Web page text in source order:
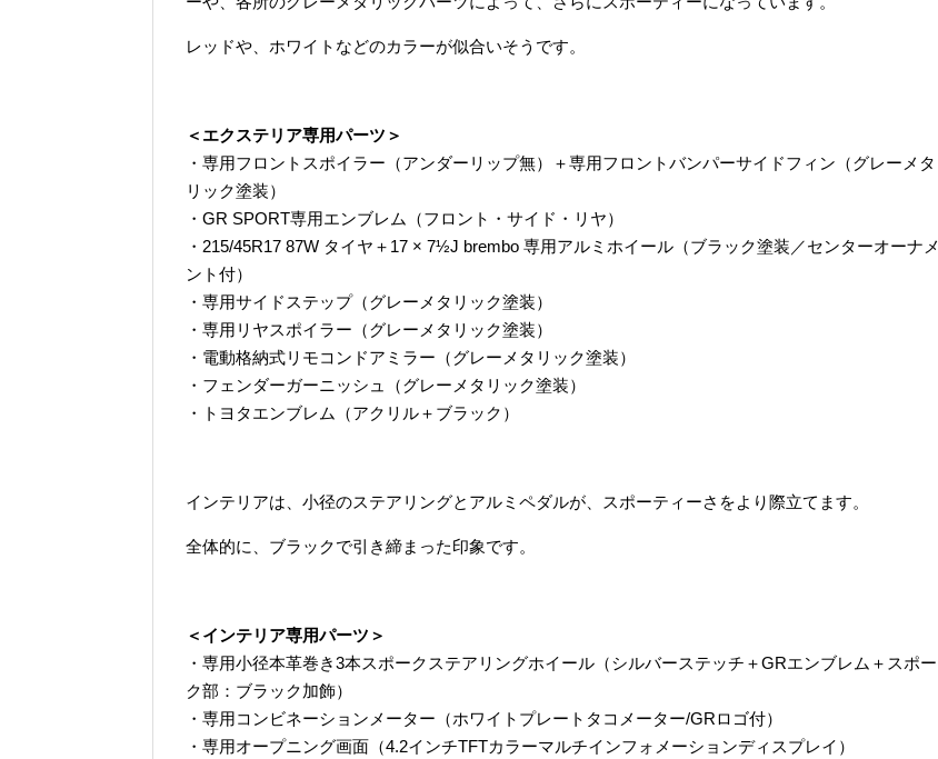
レッドや、ホワイトなどのカラーが似合いそうです。
＜エクステリア専用パーツ＞
・専用フロントスポイラー（アンダーリップ無）＋専用フロントバンパーサイドフィン（グレーメタ
リック塗装）
・GR SPORT専用エンブレム（フロント・サイド・リヤ）
・215/45R17 87W タイヤ＋17 × 7½J brembo 専用アルミホイール（ブラック塗装／センターオーナメ
ント付）
・専用サイドステップ（グレーメタリック塗装）
・専用リヤスポイラー（グレーメタリック塗装）
・電動格納式リモコンドアミラー（グレーメタリック塗装）
・フェンダーガーニッシュ（グレーメタリック塗装）
・トヨタエンブレム（アクリル＋ブラック）
インテリアは、小径のステアリングとアルミペダルが、スポーティーさをより際立てます。
全体的に、ブラックで引き締まった印象です。
＜インテリア専用パーツ＞
・専用小径本革巻き3本スポークステアリングホイール（シルバーステッチ＋GRエンブレム＋スポー
ク部：ブラック加飾）
・専用コンビネーションメーター（ホワイトプレートタコメーター/GRロゴ付）
・専用オープニング画面（4.2インチTFTカラーマルチインフォメーションディスプレイ）